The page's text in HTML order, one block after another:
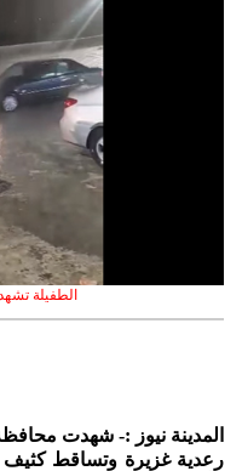
الطفيلة
المدينة نيوز :- شهدت
رعدية غزيرة وتساقط